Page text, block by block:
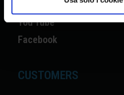
You Tube
Facebook
CUSTOMERS